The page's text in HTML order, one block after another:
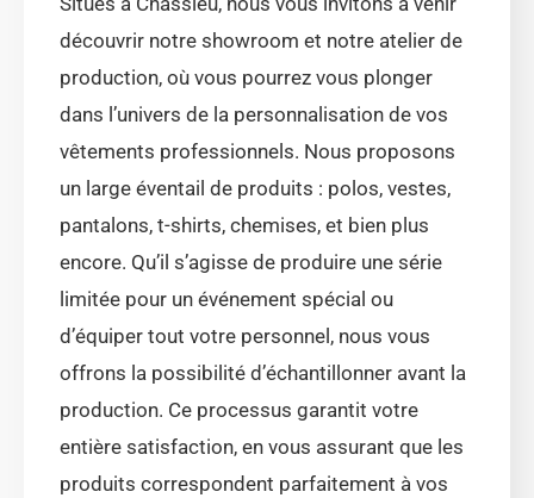
découvrir notre showroom et notre atelier de
production, où vous pourrez vous plonger
dans l’univers de la personnalisation de vos
vêtements professionnels. Nous proposons
un large éventail de produits : polos, vestes,
pantalons, t-shirts, chemises, et bien plus
encore. Qu’il s’agisse de produire une série
limitée pour un événement spécial ou
d’équiper tout votre personnel, nous vous
offrons la possibilité d’échantillonner avant la
production. Ce processus garantit votre
entière satisfaction, en vous assurant que les
produits correspondent parfaitement à vos